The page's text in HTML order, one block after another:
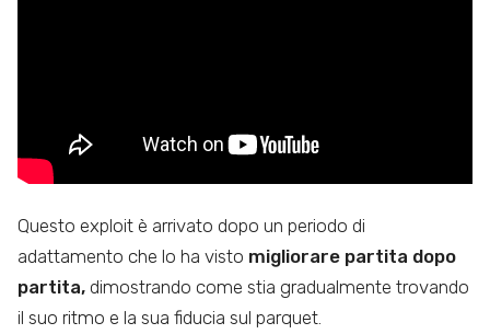
Questo exploit è arrivato dopo un periodo di
adattamento che lo ha visto migliorare partita dopo
partita, dimostrando come stia gradualmente trovando
il suo ritmo e la sua fiducia sul parquet.